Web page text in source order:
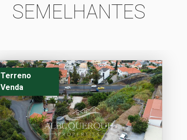
SEMELHANTES
Terreno
Venda